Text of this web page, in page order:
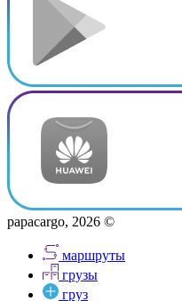
papacargo, 2026 ©
маршруты
грузы
груз